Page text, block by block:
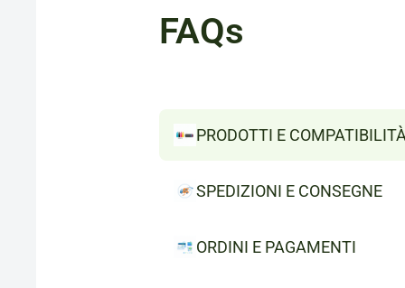
FAQs
PRODOTTI E COMPATIBILITÀ
SPEDIZIONI E CONSEGNE
ORDINI E PAGAMENTI